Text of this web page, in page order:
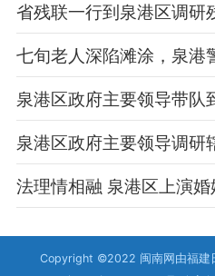
省残联一行到泉港区调研
七旬老人深陷滩涂，泉港
Copyright ©2022 闽南网由福建